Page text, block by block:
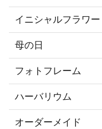
イニシャルフラワー
母の日
フォトフレーム
ハーバリウム
オーダーメイド